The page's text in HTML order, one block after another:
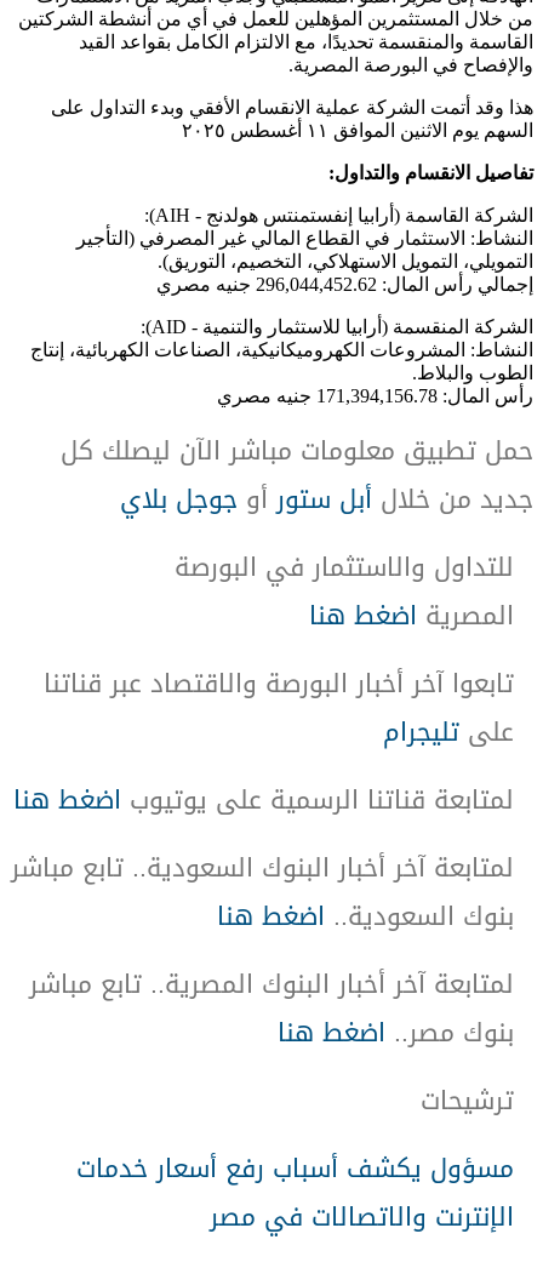
من خلال المستثمرين المؤهلين للعمل في أي من أنشطة الشركتين
القاسمة والمنقسمة تحديدًا، مع الالتزام الكامل بقواعد القيد
والإفصاح في البورصة المصرية.
هذا وقد أتمت الشركة عملية الانقسام الأفقي وبدء التداول على
السهم يوم الاثنين الموافق ١١ أغسطس ٢٠٢٥
تفاصيل الانقسام والتداول:
الشركة القاسمة (أرابيا إنفستمنتس هولدنج - AIH):
النشاط: الاستثمار في القطاع المالي غير المصرفي (التأجير
التمويلي، التمويل الاستهلاكي، التخصيم، التوريق).
إجمالي رأس المال: 296,044,452.62 جنيه مصري
الشركة المنقسمة (أرابيا للاستثمار والتنمية - AID):
النشاط: المشروعات الكهروميكانيكية، الصناعات الكهربائية، إنتاج
الطوب والبلاط.
رأس المال: 171,394,156.78 جنيه مصري
حمل تطبيق معلومات مباشر الآن ليصلك كل
جديد من خلال أبل ستورأو جوجل بلاي
للتداول والاستثمار في البورصة
المصرية اضغط هنا
تابعوا آخر أخبار البورصة والاقتصاد عبر قناتنا
على تليجرام
لمتابعة قناتنا الرسمية على يوتيوب اضغط هنا
لمتابعة آخر أخبار البنوك السعودية.. تابع مباشر
بنوك السعودية.. اضغط هنا
لمتابعة آخر أخبار البنوك المصرية.. تابع مباشر
بنوك مصر.. اضغط هنا
ترشيحات
مسؤول يكشف أسباب رفع أسعار خدمات
الإنترنت والاتصالات في مصر